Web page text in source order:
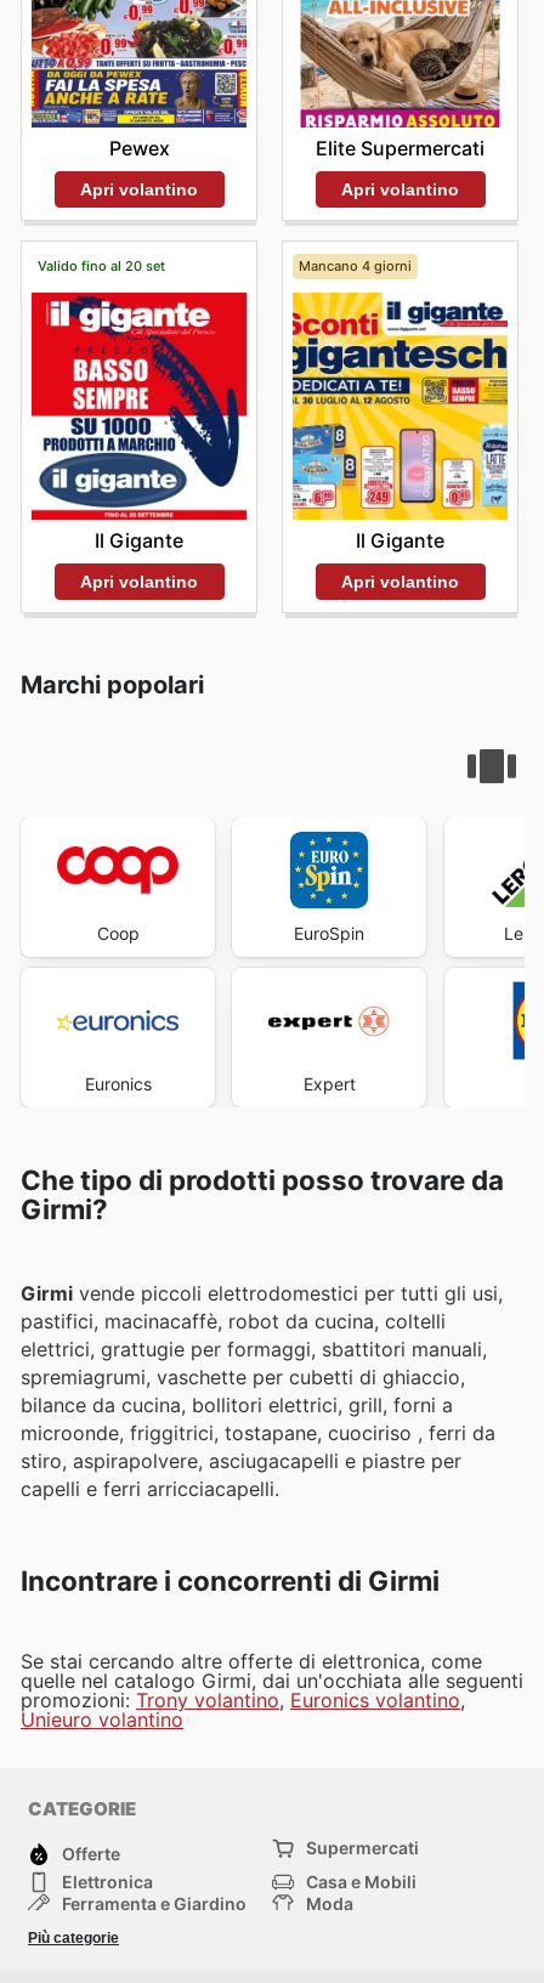
Pewex
Apri volantino
Elite Supermercati
Apri volantino
Valido fino al 20 set
Il Gigante
Apri volantino
Mancano 4 giorni
Il Gigante
Apri volantino
Marchi popolari
Coop
Euronics
EuroSpin
Expert
Che tipo di prodotti posso trovare da
Girmi?
Girmi vende piccoli elettrodomestici per tutti gli usi,
pastifici, macinacaffè, robot da cucina, coltelli
elettrici, grattugie per formaggi, sbattitori manuali,
spremiagrumi, vaschette per cubetti di ghiaccio,
bilance da cucina, bollitori elettrici, grill, forni a
microonde, friggitrici, tostapane, cuociriso , ferri da
stiro, aspirapolvere, asciugacapelli e piastre per
capelli e ferri arricciacapelli.
Incontrare i concorrenti di Girmi
Se stai cercando altre offerte di elettronica, come
quelle nel catalogo Girmi, dai un'occhiata alle seguenti
promozioni: Trony volantino, Euronics volantino,
Unieuro volantino
CATEGORIE
Offerte
Supermercati
Elettronica
Casa e Mobili
Ferramenta e Giardino
Moda
Bambini e Neonati
Più categorie